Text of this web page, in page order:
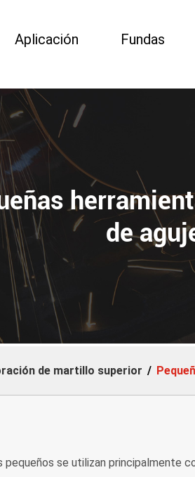
Aplicación Fundas
de
de martillo superior
se utilizan principalmente